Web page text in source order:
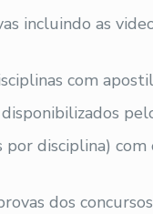
incluindo as
com
por disciplina)
dos